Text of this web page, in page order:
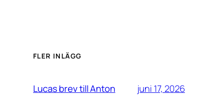
FLER INLÄGG
Lucas brev till Anton juni 17, 2026